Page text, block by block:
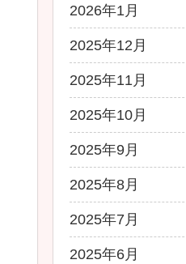
2026年1月
2025年12月
2025年11月
2025年10月
2025年9月
2025年8月
2025年7月
2025年6月